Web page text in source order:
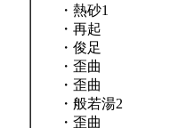
・熱砂1
・再起
・俊足
・歪曲
・歪曲
・般若湯2
・歪曲